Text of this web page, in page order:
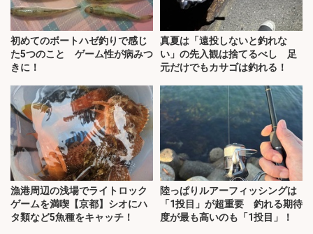
初めてのボートハゼ釣りで感じ
た5つのこと ゲーム性が病みつ
きに！
真夏は「遠投しないと釣れな
い」の先入観は捨てるべし 足
元だけでもカサゴは釣れる！
漁港周辺の浅場でライトロック
ゲームを満喫【京都】シオにハ
タ類など5魚種をキャッチ！
陸っぱりルアーフィッシングは
「1投目」が超重要 釣れる期待
度が最も高いのも「1投目」！